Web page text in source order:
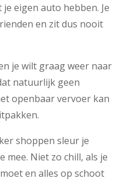
eigen auto hebben. Je
en zit dus nooit
je wilt graag weer naar
natuurlijk geen
openbaar vervoer kan
shoppen sleur je
mee. Niet zo chill, als je
en alles op schoot